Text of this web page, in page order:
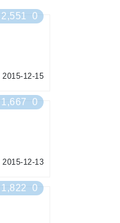
2,551 0
2015-12-15
1,667 0
2015-12-13
1,822 0